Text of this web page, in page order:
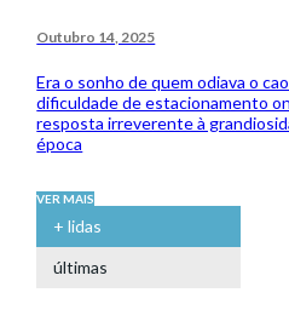
Outubro 14, 2025
Era o sonho de quem odiava o
dificuldade de estacionamento
resposta irreverente à
época
VER MAIS
+ lidas
últimas